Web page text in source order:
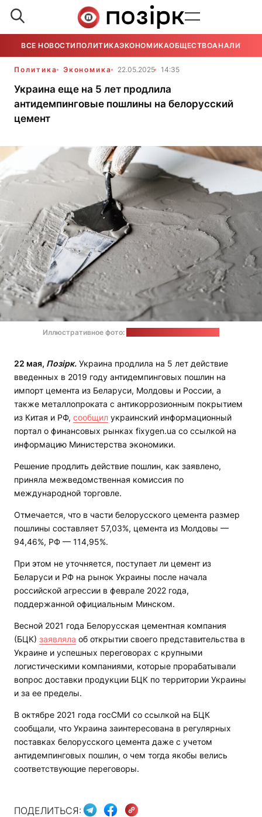
ВСЕ НОВОСТИ ПОЛИТИКАЭКОНОМИКАОБЩЕСТВОАНАЛИТИКА
Политика Экономика 22.05.2025 14:35
Украина еще на 5 лет продлила
антидемпинговые пошлины на белорусский
цемент
Иллюстративное фото:
22 мая, Позірк. Украина продлила на 5 лет действие
введенных в 2019 году антидемпинговых пошлин на
импорт цемента из Беларуси, Молдовы и России, а
также металлопроката с антикоррозионным покрытием
из Китая и РФ, сообщил украинский информационный
портал о финансовых рынках fixygen.ua со ссылкой на
информацию Министерства экономики.
Решение продлить действие пошлин, как заявлено,
приняла межведомственная комиссия по
международной торговле.
Отмечается, что в части белорусского цемента размер
пошлины составляет 57,03%, цемента из Молдовы —
94,46%, РФ — 114,95%.
При этом не уточняется, поступает ли цемент из
Беларуси и РФ на рынок Украины после начала
российской агрессии в феврале 2022 года,
поддержанной официальным Минском.
Весной 2021 года Белорусская цементная компания
(БЦК) заявляла об открытии своего представительства в
Украине и успешных переговорах с крупными
логистическими компаниями, которые прорабатывали
вопрос доставки продукции БЦК по территории Украины
и за ее пределы.
В октябре 2021 года госСМИ со ссылкой на БЦК
сообщали, что Украина заинтересована в регулярных
поставках белорусского цемента даже с учетом
антидемпинговых пошлин, о чем тогда якобы велись
соответствующие переговоры.
ПОДЕЛИТЬСЯ: